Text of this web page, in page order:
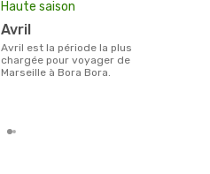
Haute saison
avril
avril est la période la plus
chargée pour voyager de
Marseille à Bora Bora.